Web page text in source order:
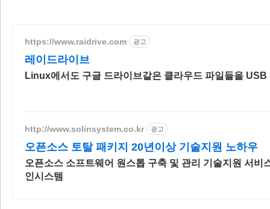
https://www.raidrive.com 광고
레이드라이브
Linux에서도 구글 드라이브같은 클라우드 파일들을
http://www.solinsystem.co.kr 광고
오픈소스 토탈 패키지 20년이상 기술지원 노하우
오픈소스 소프트웨어 원스톱 구축 및 관리 기술지원 서비
인시스템